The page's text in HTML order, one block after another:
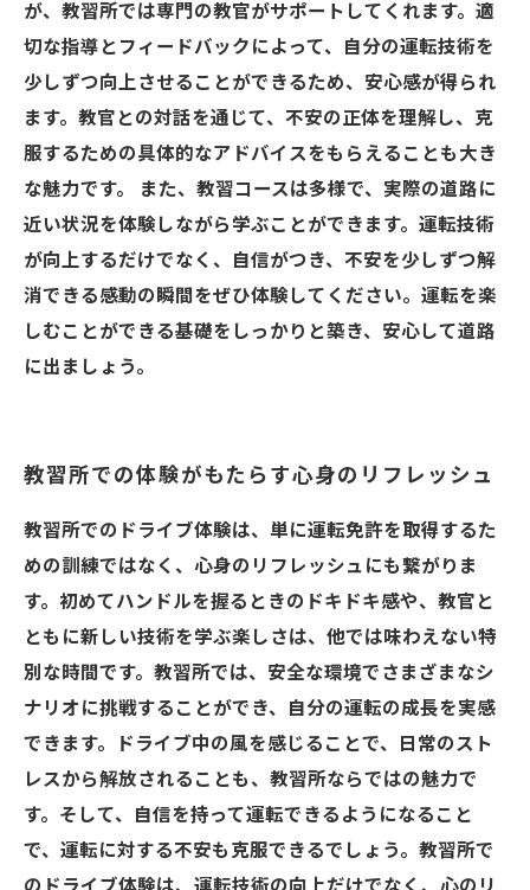
が、教習所では専門の教官がサポートしてくれます。適
切な指導とフィードバックによって、自分の運転技術を
少しずつ向上させることができるため、安心感が得られ
ます。教官との対話を通じて、不安の正体を理解し、克
服するための具体的なアドバイスをもらえることも大き
な魅力です。 また、教習コースは多様で、実際の道路に
近い状況を体験しながら学ぶことができます。運転技術
が向上するだけでなく、自信がつき、不安を少しずつ解
消できる感動の瞬間をぜひ体験してください。運転を楽
しむことができる基礎をしっかりと築き、安心して道路
に出ましょう。
教習所での体験がもたらす心身のリフレッシュ
教習所でのドライブ体験は、単に運転免許を取得するた
めの訓練ではなく、心身のリフレッシュにも繋がりま
す。初めてハンドルを握るときのドキドキ感や、教官と
ともに新しい技術を学ぶ楽しさは、他では味わえない特
別な時間です。教習所では、安全な環境でさまざまなシ
ナリオに挑戦することができ、自分の運転の成長を実感
できます。ドライブ中の風を感じることで、日常のスト
レスから解放されることも、教習所ならではの魅力で
す。そして、自信を持って運転できるようになること
で、運転に対する不安も克服できるでしょう。教習所で